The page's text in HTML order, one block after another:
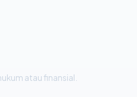
atau finansial.